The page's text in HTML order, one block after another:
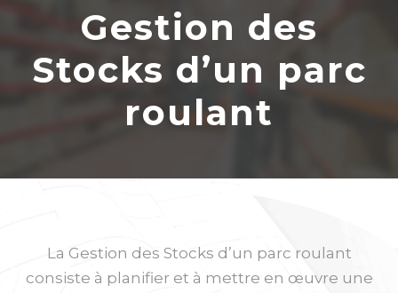
Gestion des
Stocks d’un parc
roulant
La Gestion des Stocks d’un parc roulant
consiste à planifier et à mettre en œuvre une